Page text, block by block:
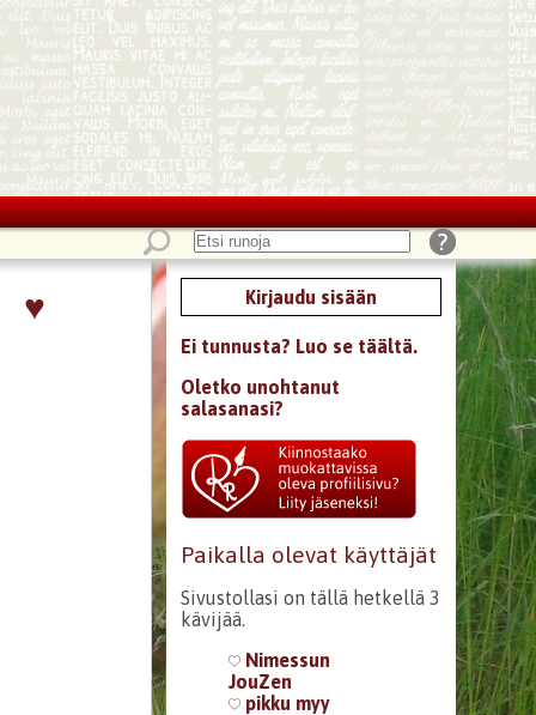
♥ Kirjaudu sisään
Ei tunnusta? Luo se täältä.
Oletko unohtanut
salasanasi?
Paikalla olevat käyttäjät
Sivustollasi on tällä hetkellä 3
kävijää.
Nimessun
JouZen
pikku myy